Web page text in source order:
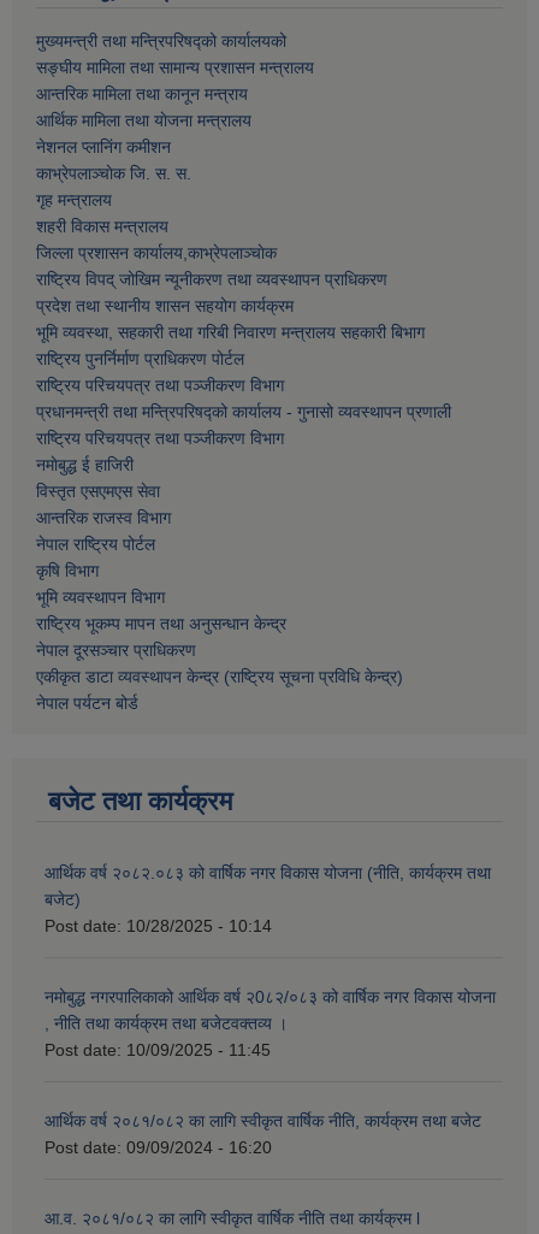
मुख्यमन्त्री तथा मन्त्रिपरिषद्को कार्यालयको
सङ्घीय मामिला तथा सामान्य प्रशासन मन्त्रालय
आन्तरिक मामिला तथा कानून मन्त्राय
आर्थिक मामिला तथा याेजना मन्त्रालय
नेशनल प्लानिंग कमीशन
काभ्रेपलाञ्चाेक जि. स. स.
गृह मन्त्रालय
शहरी विकास मन्त्रालय
जिल्ला प्रशासन कार्यालय,काभ्रेपलाञ्चाेक
राष्ट्रिय विपद् जोखिम न्यूनीकरण तथा व्यवस्थापन प्राधिकरण
प्रदेश तथा स्थानीय शासन सहयोग कार्यक्रम
भूमि व्यवस्था, सहकारी तथा गरिबी निवारण मन्त्रालय सहकारी बिभाग
राष्ट्रिय पुनर्निर्माण प्राधिकरण पोर्टल
राष्ट्रिय परिचयपत्र तथा पञ्जीकरण विभाग
प्रधानमन्त्री तथा मन्त्रिपरिषद्को कार्यालय - गुनासो व्यवस्थापन प्रणाली
राष्ट्रिय परिचयपत्र तथा पञ्जीकरण विभाग
नमाेबुद्ध ई हाजिरी
विस्तृत एसएमएस सेवा
आन्तरिक राजस्व विभाग
नेपाल राष्ट्रिय पोर्टल
कृषि विभाग
भूमि व्यवस्थापन विभाग
राष्ट्रिय भूकम्प मापन तथा अनुसन्धान केन्द्र
नेपाल दूरसञ्चार प्राधिकरण
एकीकृत डाटा व्यवस्थापन केन्द्र (राष्ट्रिय सूचना प्रविधि केन्द्र)
नेपाल पर्यटन बोर्ड
बजेट तथा कार्यक्रम
आर्थिक वर्ष २०८२.०८३ को वार्षिक नगर विकास योजना (नीति, कार्यक्रम तथा
बजेट)
Post date: 10/28/2025 - 10:14
नमोबुद्ध नगरपालिकाको आर्थिक वर्ष २0८२/०८३ को वार्षिक नगर विकास योजना
, नीति तथा कार्यक्रम तथा बजेटवक्तव्य ।
Post date: 10/09/2025 - 11:45
आर्थिक वर्ष २०८१/०८२ का लागि स्वीकृत वार्षिक नीति, कार्यक्रम तथा बजेट
Post date: 09/09/2024 - 16:20
आ.व. २०८१/०८२ का लागि स्वीकृत वार्षिक नीति तथा कार्यक्रम l